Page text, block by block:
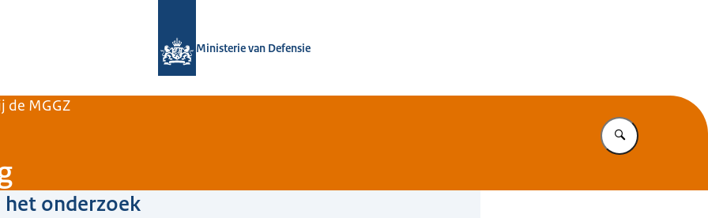
Ministerie van Defensie
de MGGZ
Vul in wat u
het onderzoek